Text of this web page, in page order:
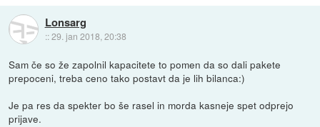
Lonsarg
::29. jan 2018, 20:38
Sam če so že zapolnil kapacitete to pomen da so dali pakete
prepoceni, treba ceno tako postavt da je lih bilanca:)
Je pa res da spekter bo še rasel in morda kasneje spet odprejo
prijave.